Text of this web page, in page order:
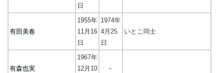
日
有田美春
1955年
11月16
日
1974年
4月25
日
いとこ同士
有森也実
1967年
12月10
－